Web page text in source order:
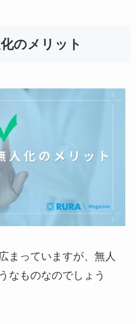
のメリット
まっていますが、無人
なものなのでしょう